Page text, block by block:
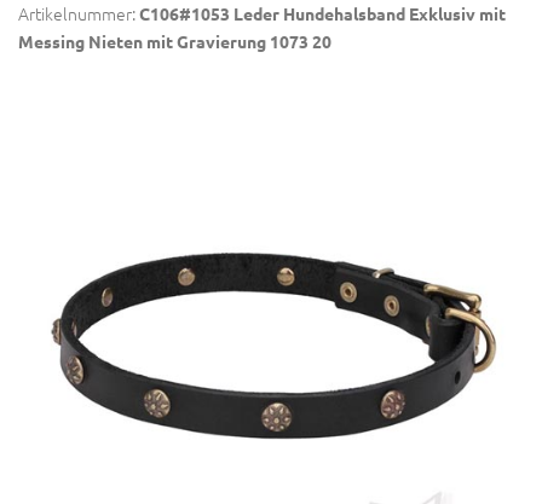
Artikelnummer:C106#1053 Leder Hundehalsband Exklusiv mit
Messing Nieten mit Gravierung 1073 20